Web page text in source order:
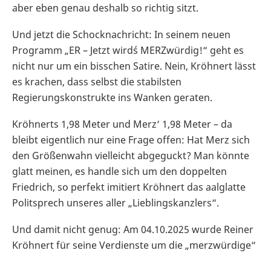
aber eben genau deshalb so richtig sitzt.
Und jetzt die Schocknachricht: In seinem neuen
Programm „ER – Jetzt wird´s MERZwürdig!“ geht es
nicht nur um ein bisschen Satire. Nein, Kröhnert lässt
es krachen, dass selbst die stabilsten
Regierungskonstrukte ins Wanken geraten.
Kröhnerts 1,98 Meter und Merz‘ 1,98 Meter – da
bleibt eigentlich nur eine Frage offen: Hat Merz sich
den Größenwahn vielleicht abgeguckt? Man könnte
glatt meinen, es handle sich um den doppelten
Friedrich, so perfekt imitiert Kröhnert das aalglatte
Politsprech unseres aller „Lieblingskanzlers“.
Und damit nicht genug: Am 04.10.2025 wurde Reiner
Kröhnert für seine Verdienste um die „merzwürdige“